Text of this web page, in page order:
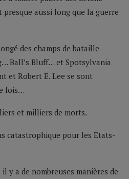
aussi long que la guerre
des champs de bataille
Ball’s Bluff… et Spotsylvania
et Robert E. Lee se sont
fois…
et milliers de morts.
catastrophique pour les Etats-
y a de nombreuses manières de